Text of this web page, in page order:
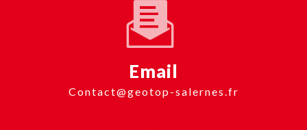
Email
contact@geotop-salernes.fr